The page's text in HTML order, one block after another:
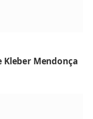
Kleber Mendonça